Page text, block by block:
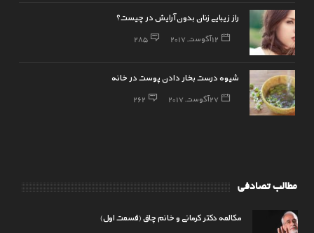
راز زیبایی زنان بدون آرایش در چیست؟
12 آگوست, 2017 285
شیوه درست بخار دادن پوست در خانه
27 آگوست, 2017 262
مطالب تصادفی
مکالمه دکتر کرمانی و خانم چاق (قسمت اول)